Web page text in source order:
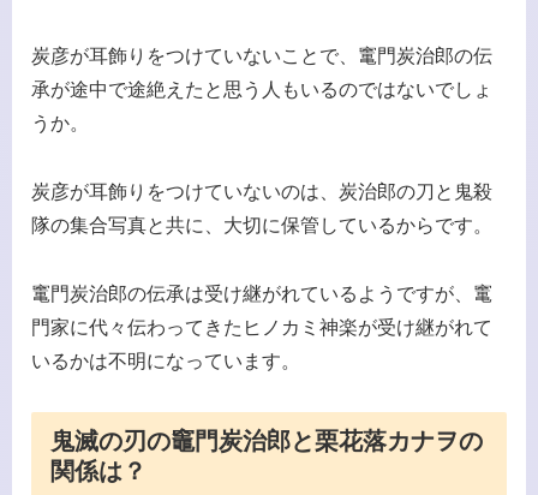
炭彦が耳飾りをつけていないことで、竃門炭治郎の伝
承が途中で途絶えたと思う人もいるのではないでしょ
うか。
炭彦が耳飾りをつけていないのは、炭治郎の刀と鬼殺
隊の集合写真と共に、大切に保管しているからです。
竃門炭治郎の伝承は受け継がれているようですが、竃
門家に代々伝わってきたヒノカミ神楽が受け継がれて
いるかは不明になっています。
鬼滅の刃の竈門炭治郎と栗花落カナヲの
関係は？